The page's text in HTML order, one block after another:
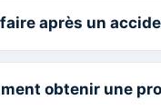
après un
obtenir une